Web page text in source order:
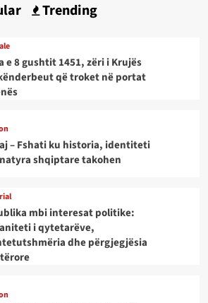
Trending
e 8 gushtit 1451, zëri i Krujës
që troket në portat
– Fshati ku historia, identiteti
shqiptare takohen
mbi interesat politike:
i qytetarëve,
dhe përgjegjësia